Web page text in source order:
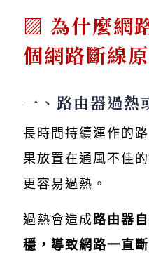
為什麼網
個網路斷線
一、路由器過熱
長時間持續運作的
果放置在通風不佳
更容易過熱。
過熱會造成路由器
穩，導致網路一直